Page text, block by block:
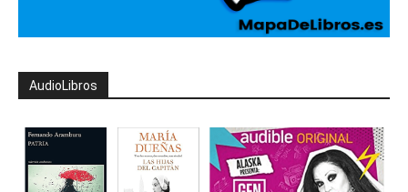
AudioLibros